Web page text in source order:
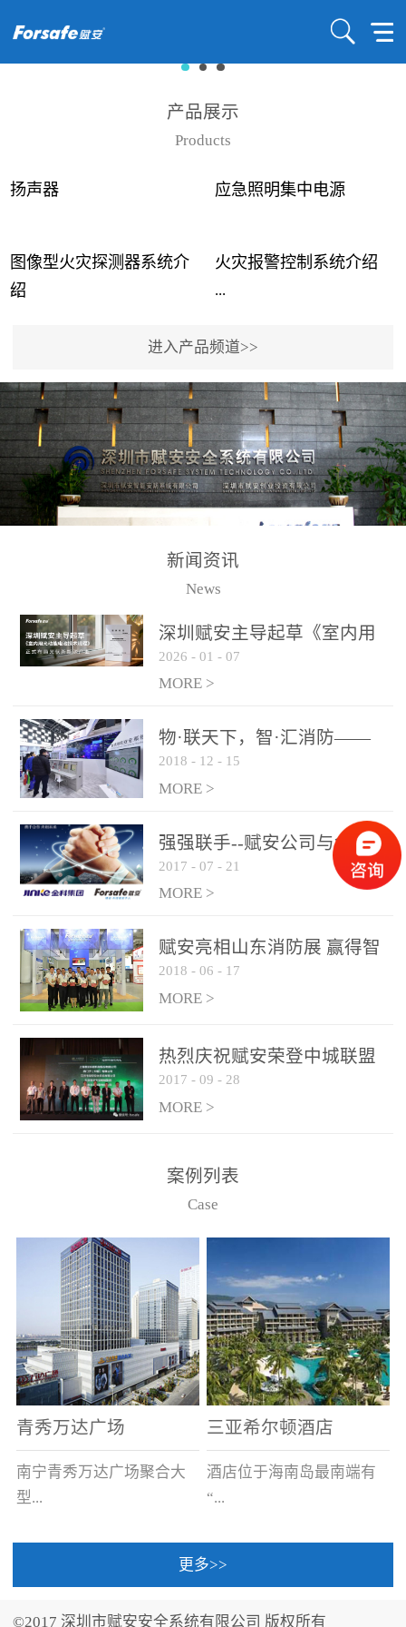
产品展示
Products
扬声器 应急照明集中电源
图像型火灾探测器系统介
绍
...
事故频发，传统的火灾探
测方法已无法满足要求。
尤其是目前众多的大型影
剧院、会议展览中心、体
育馆、大型仓库和隧道空
间等，其建筑结构特殊、
火灾隐患多。一旦发生火
传统的火灾关测器无法被
及时缺发，不能及早发现
和有效扑救火火，这不仅
力和闲难，同时也将造成
巨大的经济损失和社会影
响，基至还会造成人员伤
亡。图像型火灾探测器正
是针对这种高大空间建筑
物的消防设施、设备通过
现场图像的实时获取、预
处理和特征提取分析，实
现火焰的跟踪和识别。能
更早的进行预警，达到早
报早防的效果。 系统构
成示意图： 图像型火灾
和监控端两大部分组成。
两者之间通过以太网相
联，一台监控主机最多可
从监控主机上获取，最多
只能接6台，超过的需从现
火灾报警控制系统介绍
...
用了具有仲裁机制和冗余
校验的总线传输技术、线
路状态检测与保护技术、
后向光电感烟探测技术、
高可靠的系统抗干扰技术
等多项专利技术和专有技
警领域三十多年技术积累
和工程实践的结晶。
进入产品频道>>
新闻资讯
News
深圳赋安主导起草《室内用
光动能电池技术规程》 正式
布局光伏新能源产业
2026 - 01 - 07
MORE >
物·联天下，智·汇消防——
赋安F&S 2018上海消防展圆
满落幕
2018 - 12 - 15
MORE >
强强联手--赋安公司与金科
集团达成战略合作协议
2017 - 07 - 21
MORE >
赋安亮相山东消防展 赢得智
慧消防新荣耀
2018 - 06 - 17
MORE >
热烈庆祝赋安荣登中城联盟
联合采购战略合作平台
2017 - 09 - 28
MORE >
案例列表
Case
青秀万达广场
南宁青秀万达广场聚合大
型...
三亚希尔顿酒店
酒店位于海南岛最南端有
“...
中国的海岛天堂”之美称的
更多>>
©2017 深圳市赋安安全系统有限公司 版权所有